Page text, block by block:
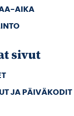
AIKA
sivut
JA PÄIVÄKODIT